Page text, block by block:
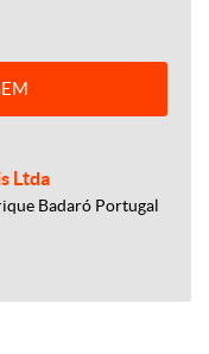
Ltda
Badaró Portugal